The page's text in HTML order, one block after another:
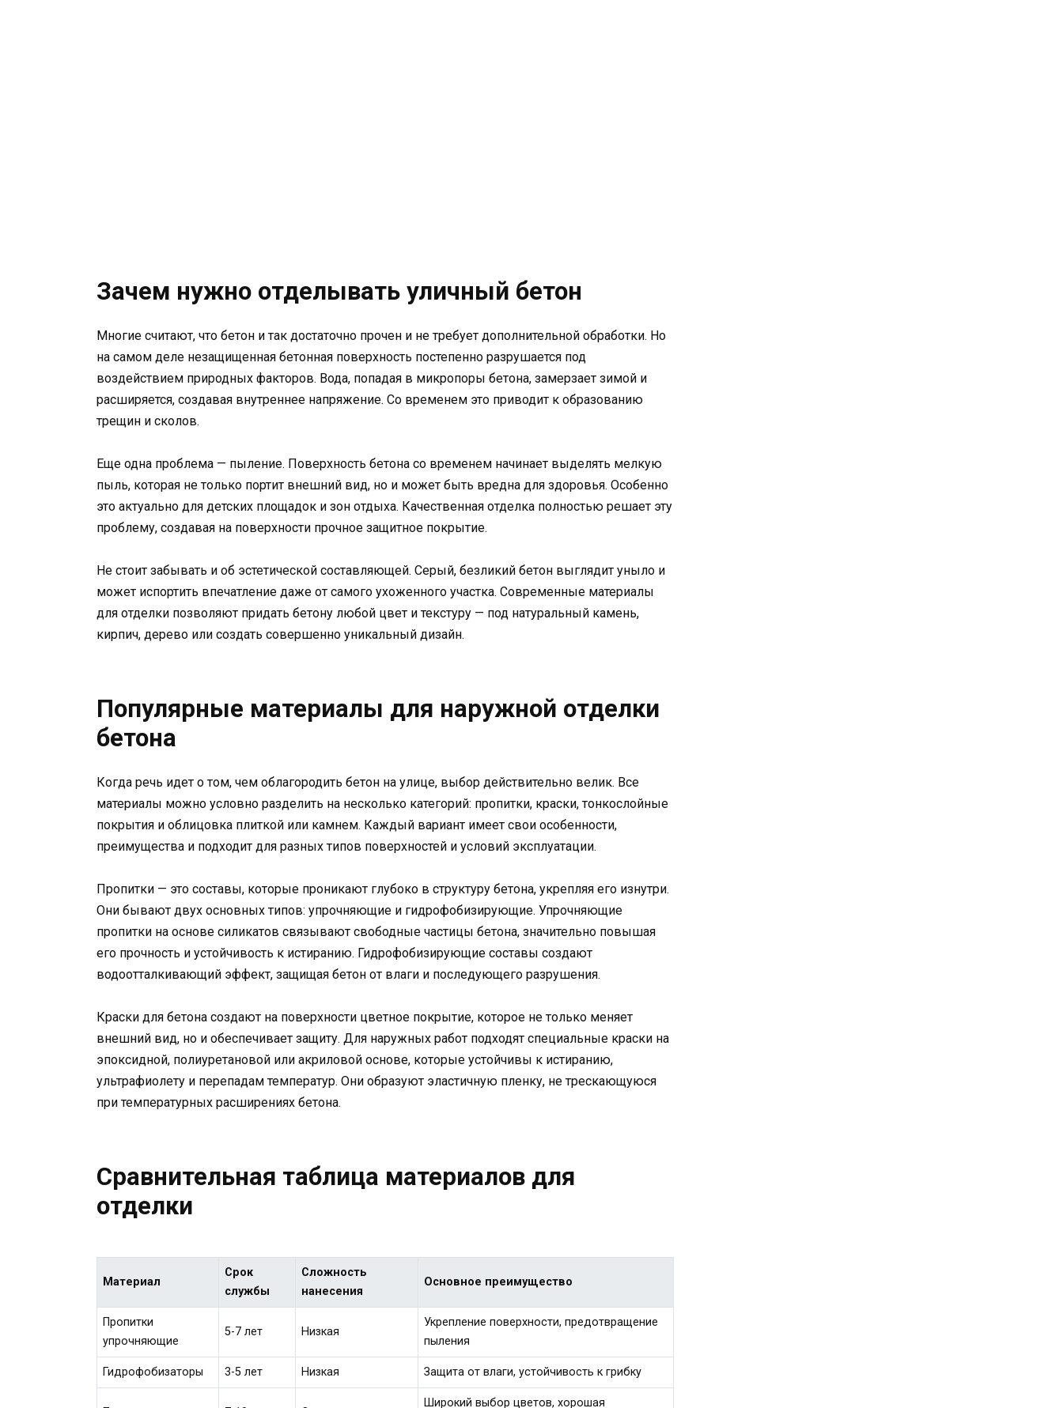
Зачем нужно отделывать уличный бетон
Многие считают, что бетон и так достаточно прочен и не требует дополнительной обработки. Но
на самом деле незащищенная бетонная поверхность постепенно разрушается под
воздействием природных факторов. Вода, попадая в микропоры бетона, замерзает зимой и
расширяется, создавая внутреннее напряжение. Со временем это приводит к образованию
трещин и сколов.
Еще одна проблема — пыление. Поверхность бетона со временем начинает выделять мелкую
пыль, которая не только портит внешний вид, но и может быть вредна для здоровья. Особенно
это актуально для детских площадок и зон отдыха. Качественная отделка полностью решает эту
проблему, создавая на поверхности прочное защитное покрытие.
Не стоит забывать и об эстетической составляющей. Серый, безликий бетон выглядит уныло и
может испортить впечатление даже от самого ухоженного участка. Современные материалы
для отделки позволяют придать бетону любой цвет и текстуру — под натуральный камень,
кирпич, дерево или создать совершенно уникальный дизайн.
Популярные материалы для наружной отделки
бетона
Когда речь идет о том, чем облагородить бетон на улице, выбор действительно велик. Все
материалы можно условно разделить на несколько категорий: пропитки, краски, тонкослойные
покрытия и облицовка плиткой или камнем. Каждый вариант имеет свои особенности,
преимущества и подходит для разных типов поверхностей и условий эксплуатации.
Пропитки — это составы, которые проникают глубоко в структуру бетона, укрепляя его изнутри.
Они бывают двух основных типов: упрочняющие и гидрофобизирующие. Упрочняющие
пропитки на основе силикатов связывают свободные частицы бетона, значительно повышая
его прочность и устойчивость к истиранию. Гидрофобизирующие составы создают
водоотталкивающий эффект, защищая бетон от влаги и последующего разрушения.
Краски для бетона создают на поверхности цветное покрытие, которое не только меняет
внешний вид, но и обеспечивает защиту. Для наружных работ подходят специальные краски на
эпоксидной, полиуретановой или акриловой основе, которые устойчивы к истиранию,
ультрафиолету и перепадам температур. Они образуют эластичную пленку, не трескающуюся
при температурных расширениях бетона.
Сравнительная таблица материалов для
отделки
Материал
Срок
службы
Сложность
нанесения
Основное преимущество
Пропитки
упрочняющие
5-7 лет Низкая
Укрепление поверхности, предотвращение
пыления
Гидрофобизаторы 3-5 лет Низкая Защита от влаги, устойчивость к грибку
Широкий выбор цветов, хорошая